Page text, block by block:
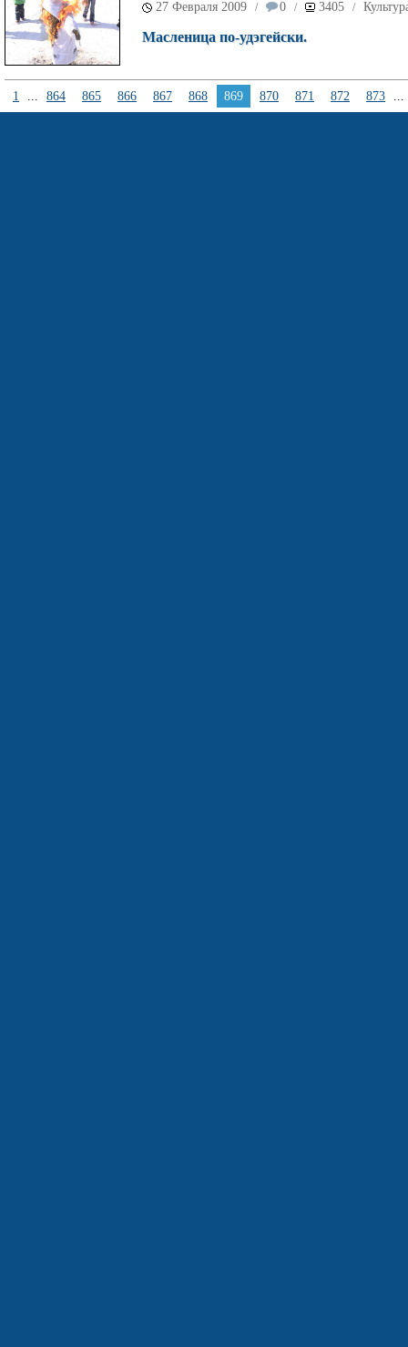
27 Февраля 2009 / 0 / 3405 /
Масленица по-удэгейски.
1 ... 864 865 866 867 868 869 870 871 872 873 ...